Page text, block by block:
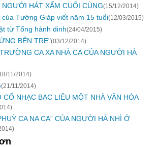
HÁT XẨM CUỐI CÙNG(15/12/2014)
của Tướng Giáp viết năm 15 tuổi(12/03/2015)
từ Tổng hành dinh(24/04/2015)
BẾN TRE"(03/12/2014)
CA XA NHÀ CA CỦA NGƯỜI HÀ
11/2014)
(21/11/2014)
CỔ NHẠC BẠC LIÊU MỘT NHÀ VĂN HÓA
CA NA CA” CỦA NGƯỜI HÀ NHÌ Ở